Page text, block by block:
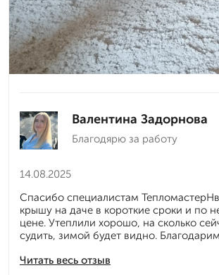
Валентина Задорнова
Благодярю за работу
14.08.2025
Читать весь отзыв
Спасибо специалистам
крышу на даче в короткие сроки и по
цене. Утеплили хорошо, на сколько
судить, зимой будет видно.